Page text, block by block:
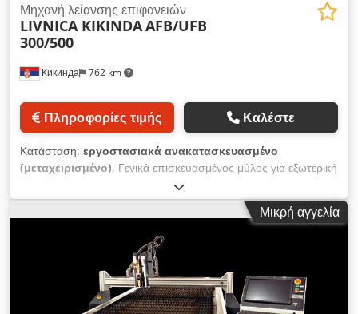
Кикинда 762 km
Μηχανή λείανσης επιφανειών
LIVNICA KIKINDAAFB/UFB
300/500
Πληροφορίες τιμής Καλέστε
Κατάσταση: εργοστασιακά ανακατασκευασμένο
(μεταχειρισμένο), Γενικά επισκευασμένος μύλος για εξωτερική
και εσωτερική στρογγυλή λείανση LŽT Kikinda, τύπου AFB
300/500 και UFB 300/500 Χαρακτηριστικό γνώρισμα μηχανών:
ύψος ακίδας 135 mm Απόσταση μεταξύ ακίδων 300/500 mm
Διάμετρος του διαμπερούς τεμαχίου εργασίας 270 mm Μήκος
λείανσης 300/500 mm μέγιστο βάρος τεμαχίου εργασίας 10 kg
Η διάμετρος της λείανσης του τεμαχίου εργασίας max. 100 χιλ.
Η ακρίβεια του μηχανήματος σε μήκος 300/500mm είναι σε 5
μικρά Επαναληψιμότητα υποστήριξης έως 5 μικρά Ηλεκτρικά
Μικρή αγγελία